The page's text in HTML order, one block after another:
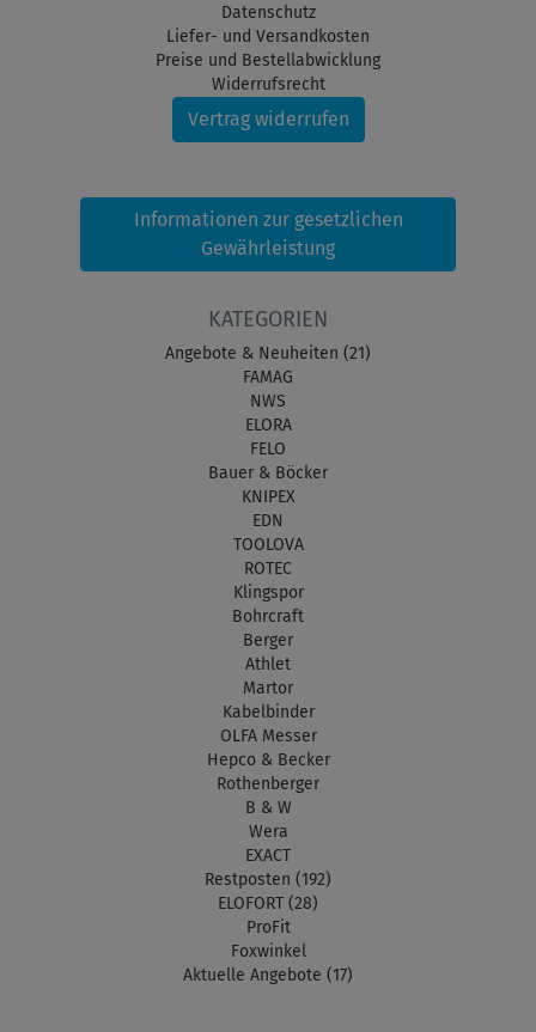
Datenschutz
Liefer- und Versandkosten
Preise und Bestellabwicklung
Widerrufsrecht
Vertrag widerrufen
Informationen zur gesetzlichen
Gewährleistung
KATEGORIEN
Angebote & Neuheiten (21)
FAMAG
NWS
ELORA
FELO
Bauer & Böcker
KNIPEX
EDN
TOOLOVA
ROTEC
Klingspor
Bohrcraft
Berger
Athlet
Martor
Kabelbinder
OLFA Messer
Hepco & Becker
Rothenberger
B & W
Wera
EXACT
Restposten (192)
ELOFORT (28)
ProFit
Foxwinkel
Aktuelle Angebote (17)